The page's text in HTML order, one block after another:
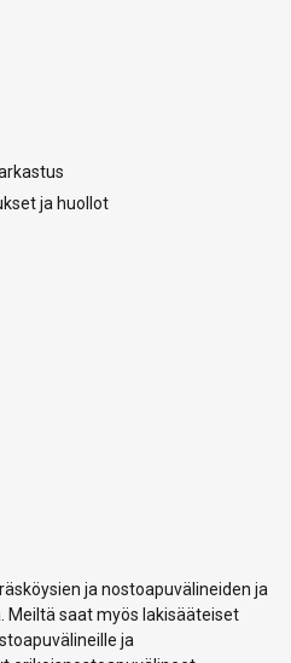
ja huollot
ja nostoapuvälineiden ja
saat myös lakisääteiset
ja